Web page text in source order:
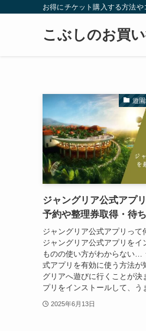
お得にチケット購入する方法
こぶしのお買
遊
ジャングリア公式アプ
予約や整理券取得・待
ジャングリア公式アプリって
ジャングリア公式アプリをイ
ものの使い方がわからない…
式アプリを有効に使う方法が
グリアへ遊びに行くことが決
プリをインストールして、う
2025年6月13日